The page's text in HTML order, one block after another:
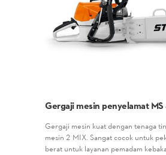
Gergaji mesin penyelamat
Gergaji mesin kuat dengan tenaga
mesin 2-MIX. Sangat cocok untuk
berat untuk layanan pemadam